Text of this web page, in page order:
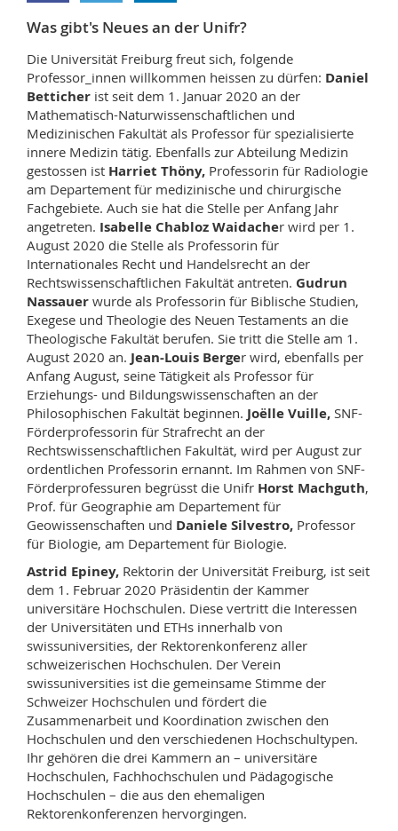
Interfacultaire
Doctorants
Programme des cours
MyUnifr
Was gibt's Neues an der Unifr?
Die Universität Freiburg freut sich, folgende
Professor_innen willkommen heissen zu dürfen: Daniel
Betticher ist seit dem 1. Januar 2020 an der
Mathematisch-Naturwissenschaftlichen und
Medizinischen Fakultät als Professor für spezialisierte
innere Medizin tätig. Ebenfalls zur Abteilung Medizin
gestossen ist Harriet Thöny, Professorin für Radiologie
am Departement für medizinische und chirurgische
Fachgebiete. Auch sie hat die Stelle per Anfang Jahr
angetreten. Isabelle Chabloz Waidacher wird per 1.
August 2020 die Stelle als Professorin für
Internationales Recht und Handelsrecht an der
Rechtswissenschaftlichen Fakultät antreten. Gudrun
Nassauer wurde als Professorin für Biblische Studien,
Exegese und Theologie des Neuen Testaments an die
Theologische Fakultät berufen. Sie tritt die Stelle am 1.
August 2020 an. Jean-Louis Berger wird, ebenfalls per
Anfang August, seine Tätigkeit als Professor für
Erziehungs- und Bildungswissenschaften an der
Philosophischen Fakultät beginnen. Joëlle Vuille, SNF-
Förderprofessorin für Strafrecht an der
Rechtswissenschaftlichen Fakultät, wird per August zur
ordentlichen Professorin ernannt. Im Rahmen von SNF-
Förderprofessuren begrüsst die Unifr Horst Machguth,
Prof. für Geographie am Departement für
Geowissenschaften und Daniele Silvestro, Professor
für Biologie, am Departement für Biologie.
Astrid Epiney, Rektorin der Universität Freiburg, ist seit
dem 1. Februar 2020 Präsidentin der Kammer
universitäre Hochschulen. Diese vertritt die Interessen
der Universitäten und ETHs innerhalb von
swissuniversities, der Rektorenkonferenz aller
schweizerischen Hochschulen. Der Verein
swissuniversities ist die gemeinsame Stimme der
Schweizer Hochschulen und fördert die
Zusammenarbeit und Koordination zwischen den
Hochschulen und den verschiedenen Hochschultypen.
Ihr gehören die drei Kammern an – universitäre
Hochschulen, Fachhochschulen und Pädagogische
Hochschulen – die aus den ehemaligen
Rektorenkonferenzen hervorgingen.